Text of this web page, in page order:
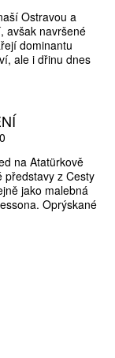
Ostravou a
avšak navršené
dominantu
ale i dřinu dnes
na Atatürkově
představy z Cesty
jako malebná
Oprýskané